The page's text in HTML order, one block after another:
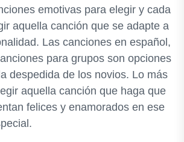
emotivas para elegir y cada
aquella canción que se adapte a
Las canciones en español,
para grupos son opciones
despedida de los novios. Lo más
aquella canción que haga que
felices y enamorados en ese